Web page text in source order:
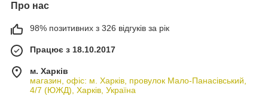
Про нас
98% позитивних з 326 відгуків за рік
Працює з 18.10.2017
м. Харків
магазин, офіс: м. Харків, провулок Мало-Панасівський,
4/7 (ЮЖД), Харків, Україна